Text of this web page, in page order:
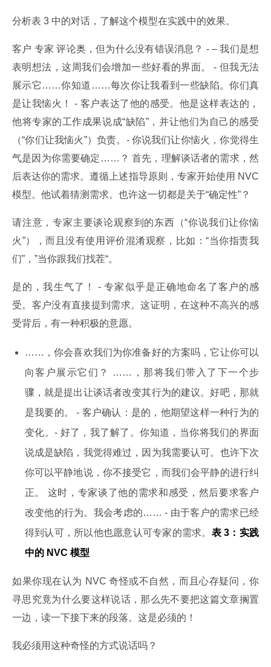
分析表 3 中的对话，了解这个模型在实践中的效果。
客户 专家 评论奥，但为什么没有错误消息？ - – 我们是想
表明想法，这周我们会增加一些好看的界面。 - 但我无法
展示它……你知道……每次你让我看到一些缺陷。你们真
是让我恼火！ - 客户表达了他的感受。他是这样表达的，
他将专家的工作成果说成“缺陷”，并让他们为自己的感受
（“你们让我恼火”）负责。- 你说我们让你恼火，你觉得生
气是因为你需要确定……？ 首先，理解谈话者的需求，然
后表达你的需求。遵循上述指导原则，专家开始使用 NVC
模型。他试着猜测需求。也许这一切都是关于“确定性”？
请注意，专家主要谈论观察到的东西（“你说我们让你恼
火”），而且没有使用评价混淆观察，比如：“当你指责我
们”，”当你跟我们找茬“。
是的，我生气了！ - 专家似乎是正确地命名了客户的感
受。客户没有直接提到需求。这证明，在这种不高兴的感
受背后，有一种积极的意愿。
……，你会喜欢我们为你准备好的方案吗，它让你可以
向客户展示它们？ ……，那将我们带入了下一个步
骤，就是提出让谈话者改变其行为的建议。好吧，那就
是我要的。 - 客户确认：是的，他期望这样一种行为的
变化。- 好了，我了解了。你知道，当你将我们的界面
说成是缺陷，我觉得难过，因为我需要认可。也许下次
你可以平静地说，你不接受它，而我们会平静的进行纠
正。 这时，专家谈了他的需求和感受，然后要求客户
改变他的行为。我会考虑的…… - 由于客户的需求已经
得到认可，所以他也愿意认可专家的需求。 表 3：实践
中的 NVC 模型
如果你现在认为 NVC 奇怪或不自然，而且心存疑问，你
寻思究竟为什么要这样说话，那么先不要把这篇文章搁置
一边，读一下接下来的段落。这是必须的！
我必须用这种奇怪的方式说话吗？